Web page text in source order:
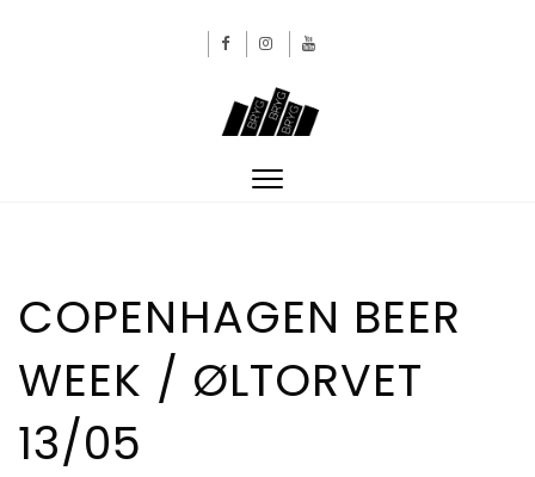
Toggle
COPENHAGEN BEER
WEEK / ØLTORVET
13/05